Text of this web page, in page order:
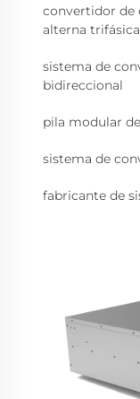
convertidor de
alterna trifásica
sistema de
bidireccional
pila modular
sistema de
fabricante de